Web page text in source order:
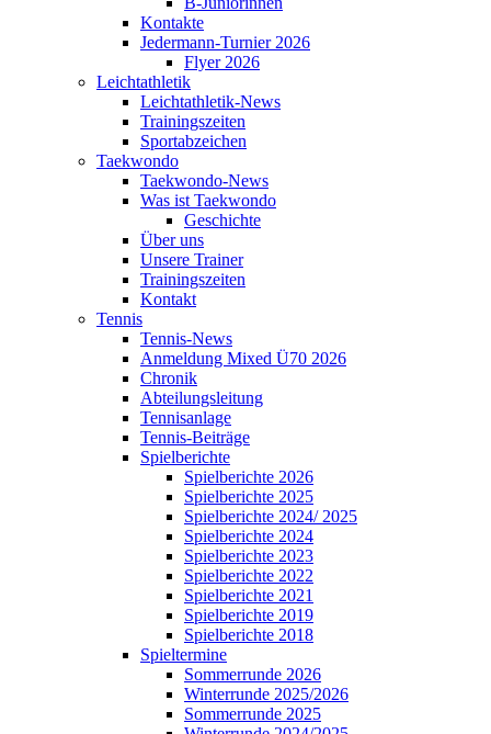
Kontakte
Jedermann-Turnier 2026
Flyer 2026
Leichtathletik
Leichtathletik-News
Trainingszeiten
Sportabzeichen
Taekwondo
Taekwondo-News
Was ist Taekwondo
Geschichte
Über uns
Unsere Trainer
Trainingszeiten
Kontakt
Tennis
Tennis-News
Anmeldung Mixed Ü70 2026
Chronik
Abteilungsleitung
Tennisanlage
Tennis-Beiträge
Spielberichte
Spielberichte 2026
Spielberichte 2025
Spielberichte 2024/ 2025
Spielberichte 2024
Spielberichte 2023
Spielberichte 2022
Spielberichte 2021
Spielberichte 2019
Spielberichte 2018
Spieltermine
Sommerrunde 2026
Winterrunde 2025/2026
Sommerrunde 2025